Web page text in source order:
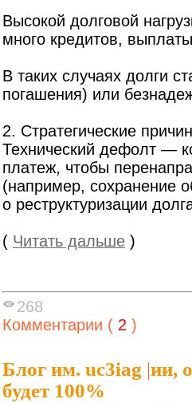
Высокой долговой
много кредитов,
В таких случаях долги
погашения) или
2. Стратегические
Технический дефолт —
платеж, чтобы
(например, сохранение
о реструктуризации
( Читать дальше )
268
Комментарии ( 2 )
Блог им. uc3iag |ии,
будет 100%